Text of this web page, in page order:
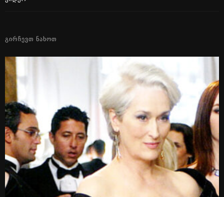
ᲒᲘᲠᲩᲔᲕᲗ ᲜᲐᲮᲝᲗ